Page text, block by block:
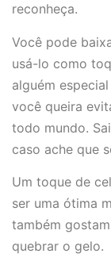
reconheça.
Você pode
usá-lo como
alguém
você queira
todo mundo.
caso ache que
Um toque de
ser uma ótima
também
quebrar o gelo.